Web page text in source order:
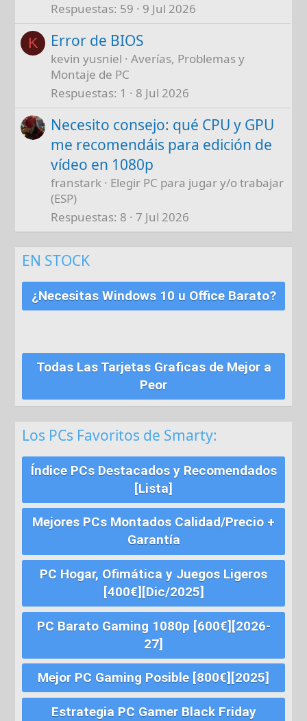
Respuestas 59 9 Jul 2026
K Error de BIOS
kevin yusniel
Averías, Problemas y
Montaje de PC
Respuestas 1 8 Jul 2026
Necesito consejo: qué CPU y GPU
me recomendáis para edición de
vídeo en 1080p
franstark
Elegir PC para jugar y/o trabajar
(ESP)
Respuestas 8 7 Jul 2026
EN STOCK
¿Necesitas Windows 10 u Office Barato?
Todas Las Tarjetas Graficas de Mejor a
Peor
Los PCs Favoritos de Smarty:
Índice PCs Destacados y Recomendados
[Lista]
Mejores PCs Montados Calidad/Precio +
Garantía
PC Hogar, Ofimática y Juegos Ligeros
[400€][Dic/2025]
PC Barato Gaming 1080p [600€][2026-
27]
Mejor PC Gaming Posible [800€][2025]
Estrategia PC Gamer Black Friday